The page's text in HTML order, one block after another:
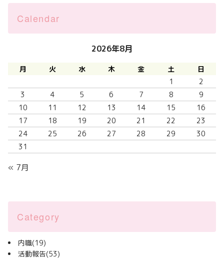
Calendar
2026年8月
月 火 水 木 金 土
日
1
2
3
4 5 6 7 8
9
10
11 12 13 14 15
16
17
18 19 20 21 22
23
24
25 26 27 28 29
30
31
« 7月
Category
内職(19)
活動報告(53)